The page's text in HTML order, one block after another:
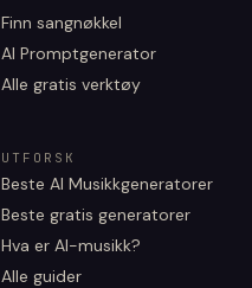
Finn sangnøkkel
AI Promptgenerator
Alle gratis verktøy
UTFORSK
Beste AI Musikkgeneratorer
Beste gratis generatorer
Hva er AI-musikk?
Alle guider